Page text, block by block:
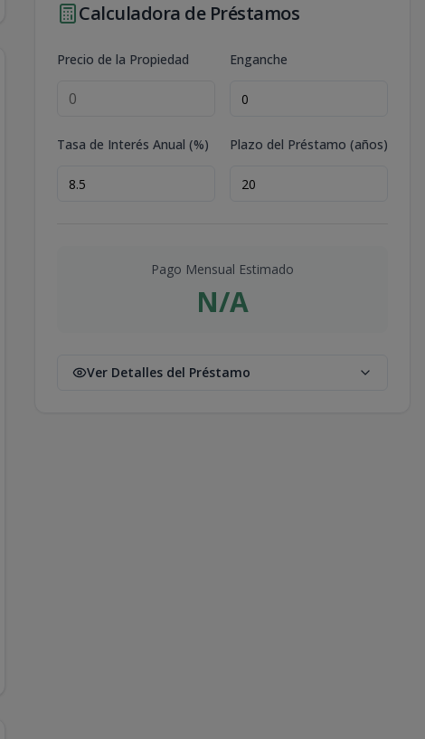
Calculadora de Préstamos
Precio de la Propiedad Enganche
Tasa de Interés Anual (%) Plazo del Préstamo (años)
Pago Mensual Estimado
N/A
Ver Detalles del Préstamo